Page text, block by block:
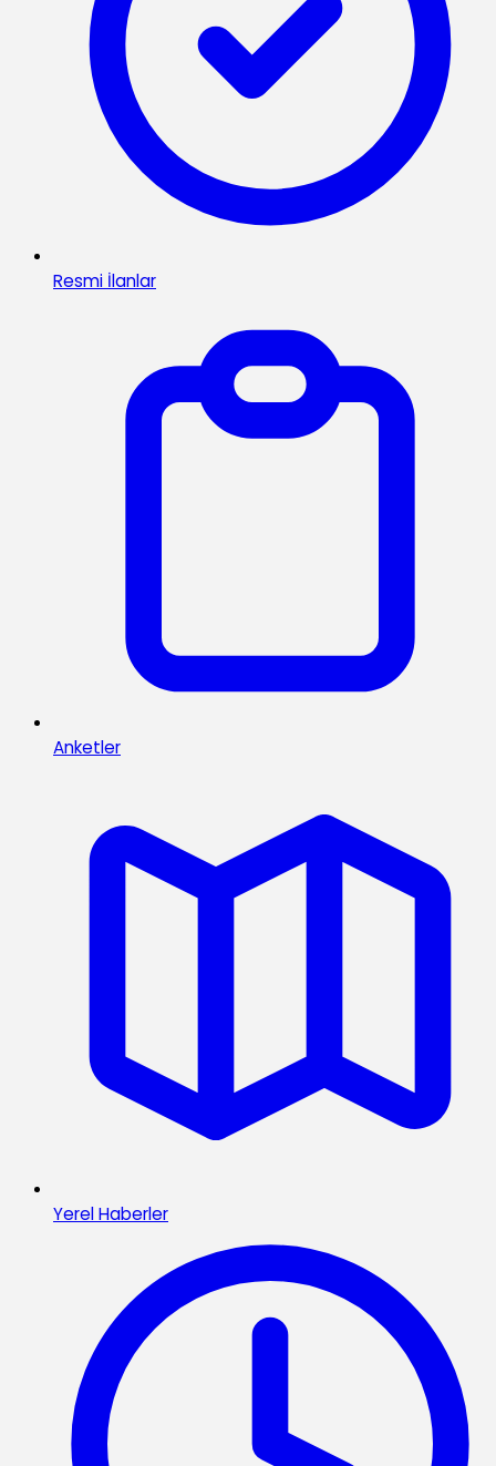
Resmi İlanlar
Anketler
Yerel Haberler